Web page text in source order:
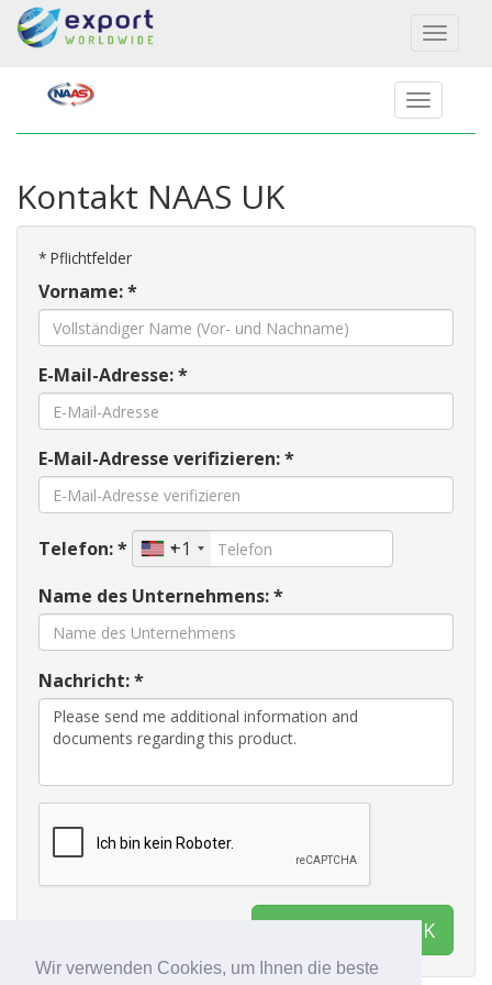
Wir verwenden Cookies, um Ihnen die beste
Toggle
Kontakt NAAS UK
* Pflichtfelder
Vorname: *
E-Mail-Adresse: *
E-Mail-Adresse verifizieren: *
Telefon: *
+1
Name des Unternehmens: *
Nachricht: *
Kontakt NAAS UK